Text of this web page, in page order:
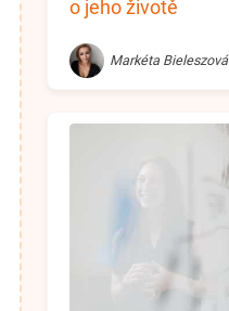
o jeho životě
Markéta Bieleszová